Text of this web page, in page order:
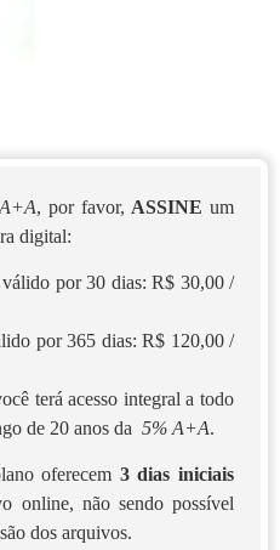
, por favor, ASSINE um
digital:
por 30 dias: R$ 30,00 /
por 365 dias: R$ 120,00 /
terá acesso integral a todo
de 20 anos da 5% A+A.
oferecem 3 dias iniciais
online, não sendo possível
dos arquivos.